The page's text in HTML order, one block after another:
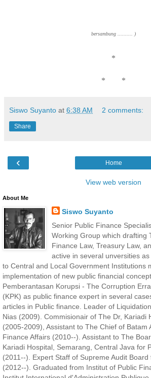
bersambung .......... )
*
* *
Siswo Suyanto at 6:38 AM 2 comments:
Share
‹ Home
View web version
About Me
Siswo Suyanto
Senior Public Finance
Working Group which drafting
Finance Law, Treasury Law,
active in several unversities
to Central and Local Government Institutions
implementation of new public financial
Pemberantasan Korupsi - The Corruption
(KPK) as public finance expert in several
articles in Public finance. Leader of
Nias (2009). Commisionair of The Dr, Kariadi
(2005-2009), Assistant to The Chief of Batam
Finance Affairs (2010--). Assistant to The
Kariadi Hospital, Semarang, Central Java for
(2011--). Expert Staff of Supreme Audit
(2012--). Graduated from Institut of Public